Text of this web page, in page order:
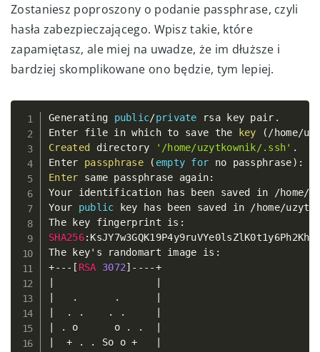
Zostaniesz poproszony o podanie passphrase, czyli
hasła zabezpieczającego. Wpisz takie, które
zapamiętasz, ale miej na uwadze, że im dłuższe i
bardziej skomplikowane ono będzie, tym lepiej.
Generating public/private rsa key pair .
Enter file in which to save the
key ( /home/
Created
directory '/home/uzytkownik/.ssh' .
Enter passphrase ( empty for no passphrase) :
Enter same passphrase again:
Your identification has been saved in
/home/
Your public key has been saved in /home/
The key fingerprint is :
SHA256:
The key's randomart image is :
+-- - [ RSA 3072] -- --+
. .
. . . .
. o      o . .
+ . . So o +